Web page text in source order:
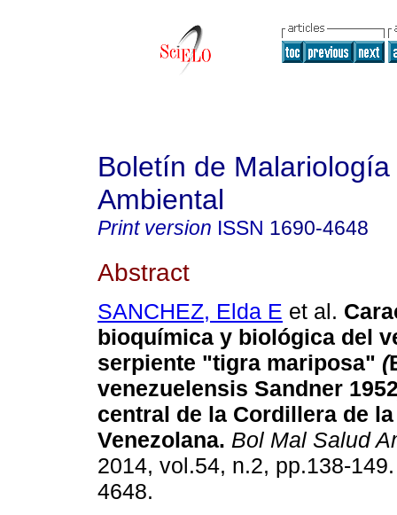
Boletín de
Ambiental
Print version ISSN 1690-4648
Abstract
SANCHEZ, Elda E et al.
bioquímica y biológica del
serpiente "tigra mariposa" (
venezuelensis Sandner
central de la Cordillera de
Venezolana. Bol Mal Salud
2014, vol.54, n.2, pp.138-
4648.